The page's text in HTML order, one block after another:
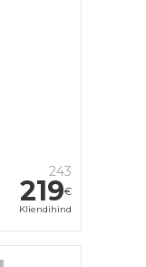
243
219€
Kliendihind